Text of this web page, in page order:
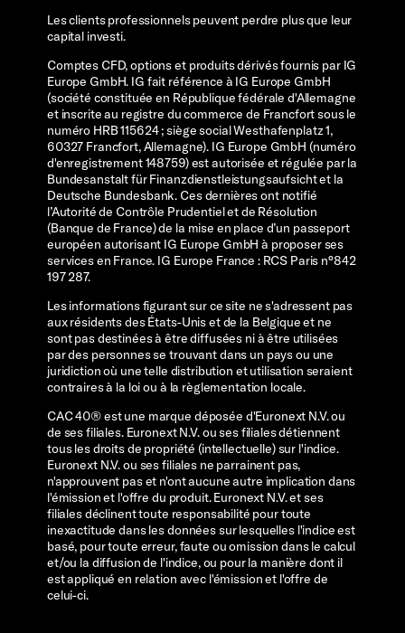
Les clients professionnels peuvent perdre plus que leur
capital investi.
Comptes CFD, options et produits dérivés fournis par IG
Europe GmbH. IG fait référence à IG Europe GmbH
(société constituée en République fédérale d'Allemagne
et inscrite au registre du commerce de Francfort sous le
numéro HRB 115624 ; siège social Westhafenplatz 1,
60327 Francfort, Allemagne). IG Europe GmbH (numéro
d'enregistrement 148759) est autorisée et régulée par la
Bundesanstalt für Finanzdienstleistungsaufsicht et la
Deutsche Bundesbank. Ces dernières ont notifié
l’Autorité de Contrôle Prudentiel et de Résolution
(Banque de France) de la mise en place d’un passeport
européen autorisant IG Europe GmbH à proposer ses
services en France. IG Europe France : RCS Paris n°842
197 287.
Les informations figurant sur ce site ne s'adressent pas
aux résidents des États-Unis et de la Belgique et ne
sont pas destinées à être diffusées ni à être utilisées
par des personnes se trouvant dans un pays ou une
juridiction où une telle distribution et utilisation seraient
contraires à la loi ou à la règlementation locale.
CAC 40® est une marque déposée d'Euronext N.V. ou
de ses filiales. Euronext N.V. ou ses filiales détiennent
tous les droits de propriété (intellectuelle) sur l'indice.
Euronext N.V. ou ses filiales ne parrainent pas,
n'approuvent pas et n'ont aucune autre implication dans
l'émission et l'offre du produit. Euronext N.V. et ses
filiales déclinent toute responsabilité pour toute
inexactitude dans les données sur lesquelles l'indice est
basé, pour toute erreur, faute ou omission dans le calcul
et/ou la diffusion de l'indice, ou pour la manière dont il
est appliqué en relation avec l'émission et l'offre de
celui-ci.